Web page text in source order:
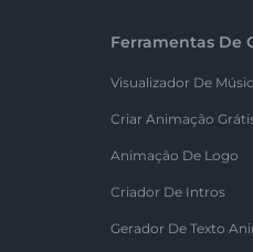
Ferramentas De
Visualizador De
Criar Animação
Animação De Logo
Criador De Intros
Gerador De Texto